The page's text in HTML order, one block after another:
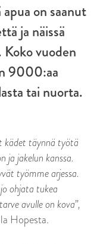
on saanut
ja näissä
vuoden
9000:aa
tai nuorta.
kädet täynnä työtä
ja jakelun kanssa.
työmme arjessa.
ohjata tukea
avulle on kova”,
Hopesta.